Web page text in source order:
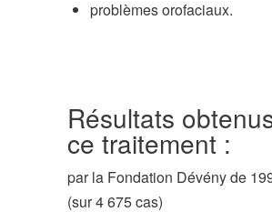
problèmes orofaciaux.
Résultats
ce traitement :
par la Fondation Dévény de
(sur 4 675 cas)